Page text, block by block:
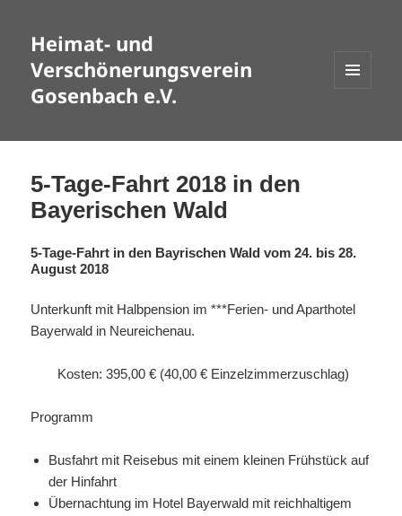
Heimat- und
Verschönerungsverein
Gosenbach e.V.
5-Tage-Fahrt 2018 in den
Bayerischen Wald
5-Tage-Fahrt in den Bayrischen Wald vom 24. bis 28.
August 2018
Unterkunft mit Halbpension im ***Ferien- und Aparthotel
Bayerwald in Neureichenau.
Kosten: 395,00 € (40,00 € Einzelzimmerzuschlag)
Programm
Busfahrt mit Reisebus mit einem kleinen Frühstück auf
der Hinfahrt
Übernachtung im Hotel Bayerwald mit reichhaltigem